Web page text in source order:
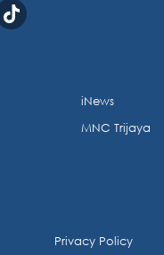
iNews
MNC Trijaya
Privacy Policy